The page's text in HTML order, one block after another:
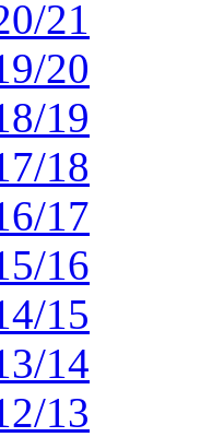
21
20
19
18
17
16
15
14
13